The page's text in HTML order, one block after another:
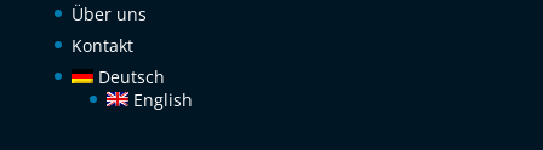
Über uns
Kontakt
Deutsch
English